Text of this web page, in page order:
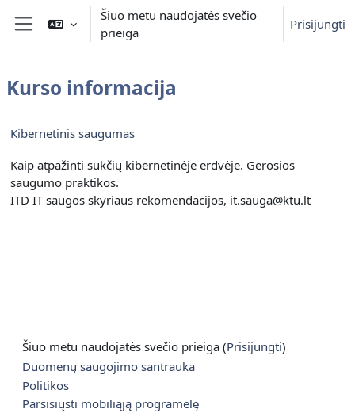
Pereiti į pagrindinį turinį
Šoninis skydelis
Šiuo metu naudojatės svečio
prieiga
Prisijungti
Kurso informacija
Kibernetinis saugumas
Kaip atpažinti sukčių kibernetinėje erdvėje. Gerosios
saugumo praktikos.
ITD IT saugos skyriaus rekomendacijos, it.sauga@ktu.lt
Šiuo metu naudojatės svečio prieiga (Prisijungti)
Duomenų saugojimo santrauka
Politikos
Parsisiųsti mobiliąją programėlę